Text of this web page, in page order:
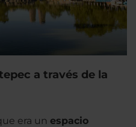
a través de la
era un espacio